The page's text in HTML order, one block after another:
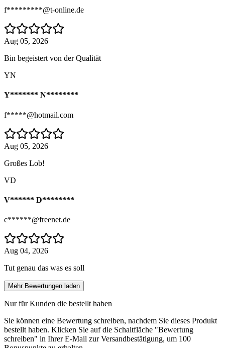
f*********@t-online.de
Aug 05, 2026
Bin begeistert von der Qualität
YN
Y******* N********
f*****@hotmail.com
Aug 05, 2026
Großes Lob!
VD
V****** D********
c******@freenet.de
Aug 04, 2026
Tut genau das was es soll
Mehr Bewertungen laden
Nur für Kunden die bestellt haben
Sie können eine Bewertung schreiben, nachdem Sie dieses Produkt
bestellt haben. Klicken Sie auf die Schaltfläche "Bewertung
schreiben" in Ihrer E-Mail zur Versandbestätigung, um 100